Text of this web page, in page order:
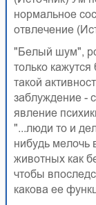
нормальное
отвлечение
"Белый шум",
только
такой
заблуждение -
явление
"...люди то и
нибудь мелочь
животных как
чтобы
какова ее